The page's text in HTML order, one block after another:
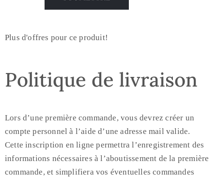
Plus d'offres pour ce produit!
Politique de livraison
Lors d’une première commande, vous devrez créer un
compte personnel à l’aide d’une adresse mail valide.
Cette inscription en ligne permettra l’enregistrement des
informations nécessaires à l’aboutissement de la première
commande, et simplifiera vos éventuelles commandes